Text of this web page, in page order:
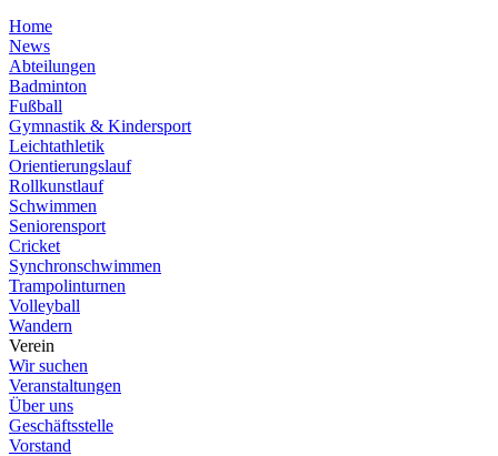
Home
News
Abteilungen
Badminton
Fußball
Gymnastik & Kindersport
Leichtathletik
Orientierungslauf
Rollkunstlauf
Schwimmen
Seniorensport
Cricket
Synchronschwimmen
Trampolinturnen
Volleyball
Wandern
Verein
Wir suchen
Veranstaltungen
Über uns
Geschäftsstelle
Vorstand